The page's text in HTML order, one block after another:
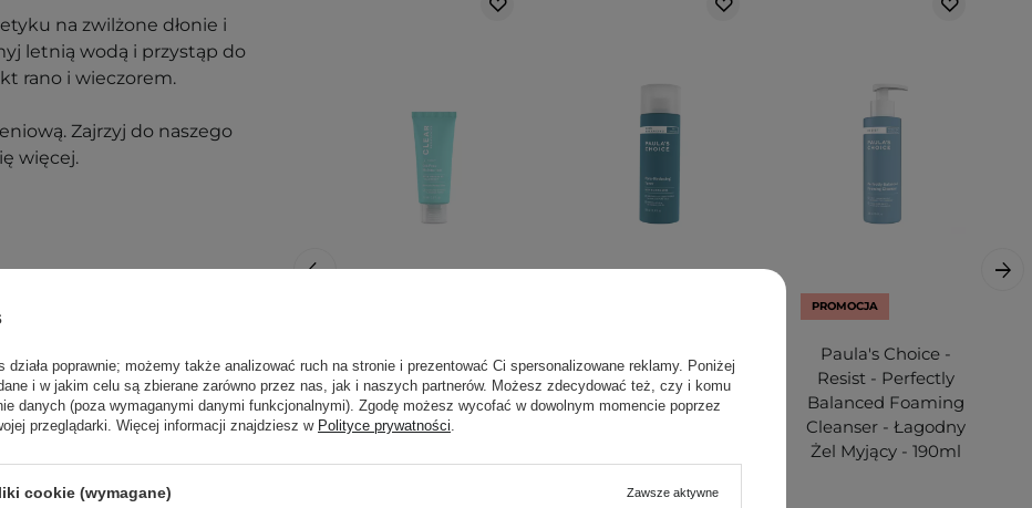
na zwilżone dłonie i
letnią wodą i przystąp do
rano i wieczorem.
Zajrzyj do naszego
więcej.
podrażnienia,
Clear - Oil-Free
Moisturizer -
Bezolejowy Krem
Skin Balancing -
Pore Reducing
PROMOCJA
Paula's Choice -
Resist - Perfectly
Balanced Foaming
Cleanser - Łagodny
Żel Myjący - 190ml
działa poprawnie; możemy także analizować ruch na stronie i prezentować Ci spersonalizowane reklamy. Poniżej
i w jakim celu są zbierane zarówno przez nas, jak i naszych partnerów. Możesz zdecydować też, czy i komu
danych (poza wymaganymi danymi funkcjonalnymi). Zgodę możesz wycofać w dowolnym momencie poprzez
przeglądarki. Więcej informacji znajdziesz w Polityce prywatności.
cookie (wymagane) Zawsze aktywne